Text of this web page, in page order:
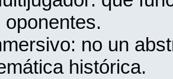
oponentes.
no un
histórica.